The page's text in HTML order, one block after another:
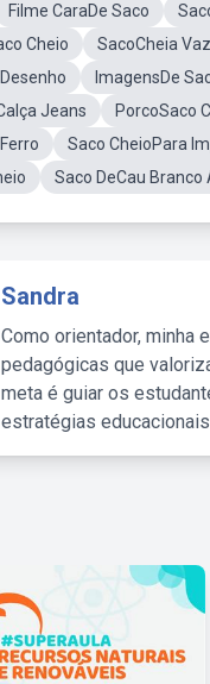
Filme CaraDe Saco
Cheio
SacoCheia
ImagensDe
Jeans
PorcoSaco
Saco CheioPara
Saco DeCau Branco
Sandra
Como orientador, minha
pedagógicas que
meta é guiar os
estratégias